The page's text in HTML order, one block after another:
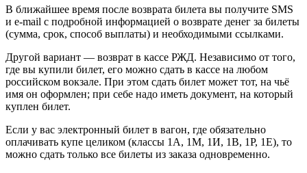
В ближайшее время после возврата билета вы получите SMS
и e-mail с подробной информацией о возврате денег за билеты
(сумма, срок, способ выплаты) и необходимыми ссылками.
Другой вариант — возврат в кассе РЖД. Независимо от того,
где вы купили билет, его можно сдать в кассе на любом
российском вокзале. При этом сдать билет может тот, на чьё
имя он оформлен; при себе надо иметь документ, на который
куплен билет.
Если у вас электронный билет в вагон, где обязательно
оплачивать купе целиком (классы 1А, 1М, 1И, 1В, 1Р, 1Е), то
можно сдать только все билеты из заказа одновременно.